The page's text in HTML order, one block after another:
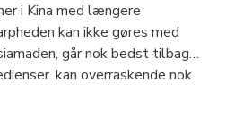
i Kina med længere
kan ikke gøres med
går nok bedst tilbage
kan overraskende nok